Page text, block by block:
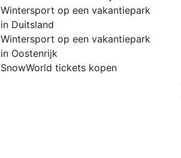
Wintersport op een vakantiepark
in Duitsland
Wintersport op een vakantiepark
in Oostenrijk
SnowWorld tickets kopen